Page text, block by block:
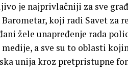
je najprivlačniji za sve
koji radi Savet za
žele unapređenje rada
a sve su to oblasti
unija kroz pretpristupne